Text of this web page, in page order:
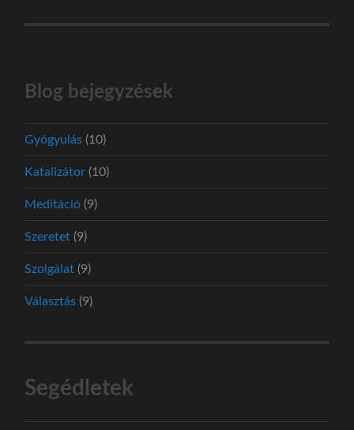
Blog bejegyzések
Gyógyulás (10)
Katalizátor (10)
Meditáció (9)
Szeretet (9)
Szolgálat (9)
Választás (9)
Segédletek